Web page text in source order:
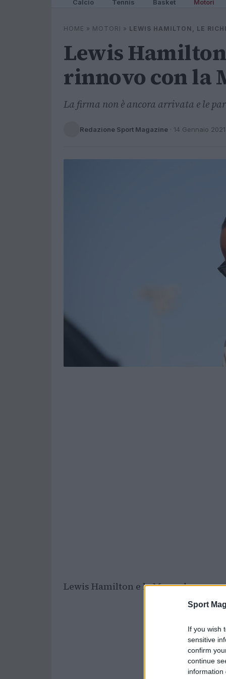
Sport
If you wish
sensitive
confirm
continue
information
Calcio Tennis Basket Motori
HOME » MOTORI » LEWIS HAMILTON, LE
Lewis
rinnovo con la
La firma non è ancora arrivata e le
Redazione Sport Magazine · 14 Gennaio 2021
Lewis Hamilton e la Mercedes sono